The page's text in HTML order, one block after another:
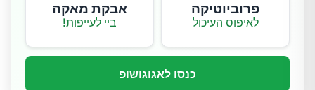
פרוביוטיקה
לאיפוס העיכול
אבקת מאקה
ביי לעייפות!
כנסו לאגוגושופ